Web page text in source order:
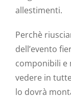
allestimenti.
Perchè
dell’evento
componibili e
vedere in
lo dovrà